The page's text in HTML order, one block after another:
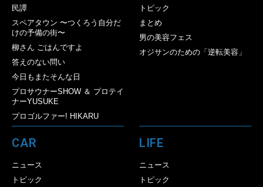
民譚
スペアタウン 〜つくろう自分だ
けの予備の街〜
柳さん ごはんですよ
答えのない問い
今日もまたそんな日
プロサウナーSHOW ＆ プロテイ
ナーYUSUKE
プロゴルファー! HIKARU
トピック
まとめ
男の美容フェス
オジサンのための「逆転美容」
CAR
ニュース
トピック
LIFE
ニュース
トピック